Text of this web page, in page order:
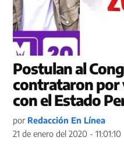
Postulan al
contrataron por
con el Estado
por Redacción En Línea
21 de enero del 2020 - 11:01:10